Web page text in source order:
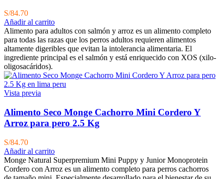
S/84.70
Añadir al carrito
Alimento para adultos con salmón y arroz es un alimento completo
para todas las razas que los perros adultos requieren alimentos
altamente digeribles que evitan la intolerancia alimentaria. El
ingrediente principal es el salmón y está enriquecido con XOS (xilo-
oligosacáridos).
Vista previa
Alimento Seco Monge Cachorro Mini Cordero Y
Arroz para pero 2.5 Kg
S/84.70
Añadir al carrito
Monge Natural Superpremium Mini Puppy y Junior Monoprotein
Cordero con Arroz es un alimento completo para perros cachorros